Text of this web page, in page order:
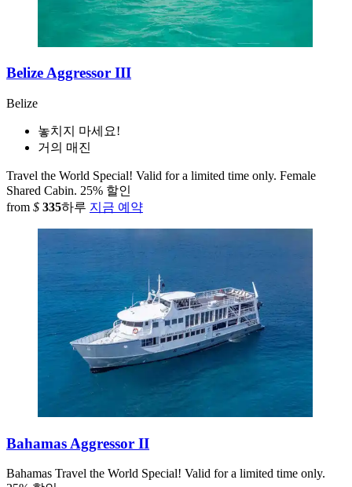
Belize Aggressor III
Belize
놓치지 마세요!
거의 매진
Travel the World Special! Valid for a limited time only. Female
Shared Cabin. 25% 할인
from $ 335하루 지금 예약
Bahamas Aggressor II
Bahamas Travel the World Special! Valid for a limited time only.